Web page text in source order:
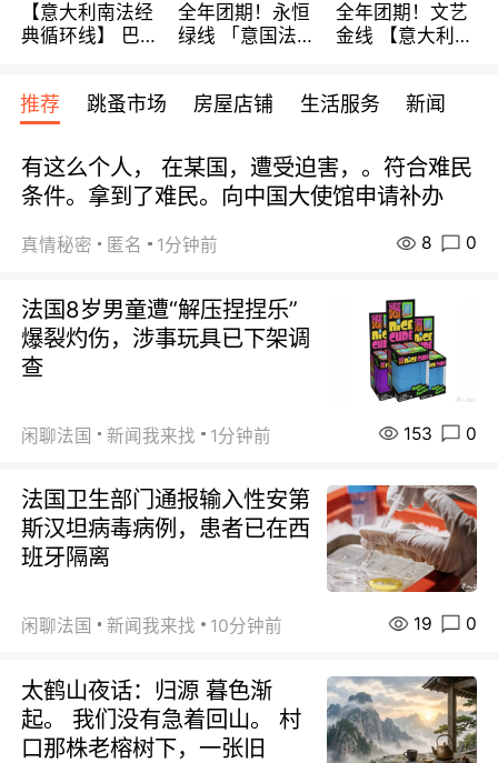
【意大利南法经
典循环线】 巴黎
宾馆 108欧/天起
全程756欧/位
全年团期！永恒
绿线 「意国法
欧/天起 ~包拼房
全年团期！文艺
金线 【意大利一
每周铁发！
推荐 跳蚤市场 房屋店铺 生活服务 新闻
有这么个人， 在某国，遭受迫害，。符合难民
条件。拿到了难民。向中国大使馆申请补办
真情秘密 匿名 1分钟前 8 0
法国8岁男童遭“解压捏捏乐”
爆裂灼伤，涉事玩具已下架调
查
闲聊法国 新闻我来找 1分钟前 153 0
法国卫生部门通报输入性安第
斯汉坦病毒病例，患者已在西
班牙隔离
闲聊法国 新闻我来找 10分钟前 19 0
太鹤山夜话：归源 暮色渐
起。 我们没有急着回山。 村
口那株老榕树下，一张旧